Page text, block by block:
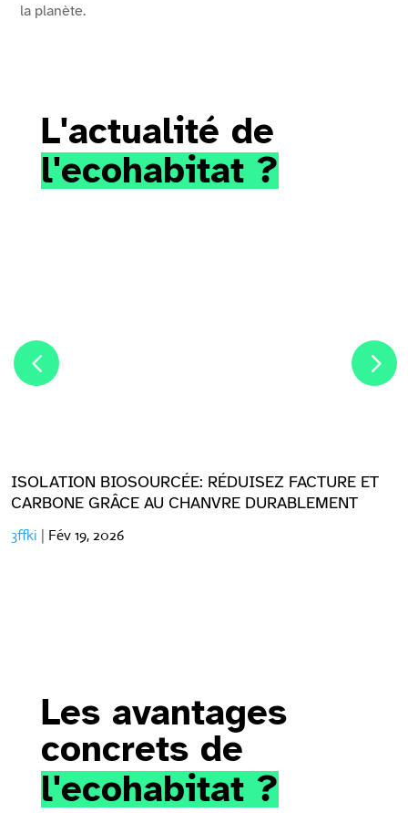
la planète.
L'actualité de
l'ecohabitat ?
ISOLATION BIOSOURCÉE: RÉDUISEZ FACTURE ET
CARBONE GRÂCE AU CHANVRE DURABLEMENT
3ffki | Fév 19, 2026
Les avantages
concrets de
l'ecohabitat ?